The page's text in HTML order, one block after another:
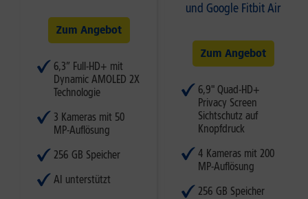
Zum Angebot
6,3” Full-HD+ mit
Dynamic AMOLED 2X
Technologie
3 Kameras mit 50
MP-Auflösung
256 GB Speicher
AI unterstützt
und Google Fitbit Air
Zum Angebot
6,9" Quad-HD+
Privacy Screen
Sichtschutz auf
Knopfdruck
4 Kameras mit 200
MP-Auflösung
256 GB Speicher